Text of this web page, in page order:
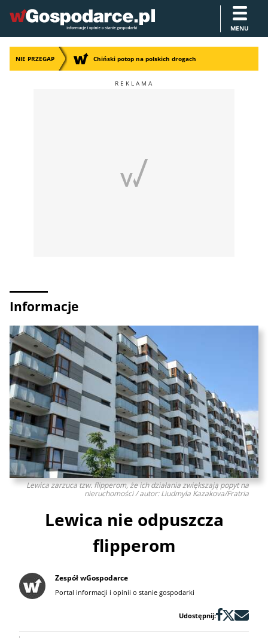
MENU
NIE PRZEGAP Chiński potop na polskich drogach
Informacje
Lewica zarzuca tzw. flipperom, że ich działania zwiększają popyt na
nieruchomości / autor: Liudmyla Kazakova/Fratria
Lewica nie odpuszcza
flipperom
Zespół wGospodarce
Portal informacji i opinii o stanie gospodarki
Udostępnij: